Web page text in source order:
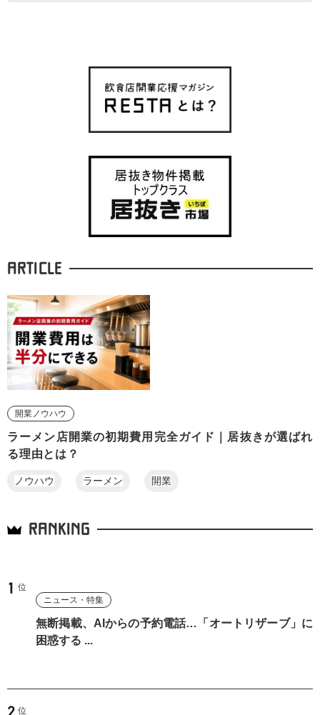
ARTICLE
開業ノウハウ
ラーメン店開業の初期費用完全ガイド｜居抜きが選ばれ
る理由とは？
ノウハウ ラーメン 開業
RANKING
ニュース・特集
無断掲載、AIからの予約電話…「オートリザーブ」に
困惑する ...